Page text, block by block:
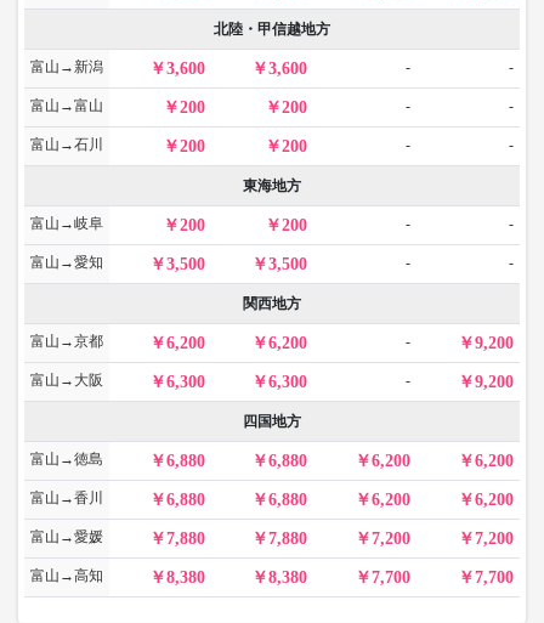
北陸・甲信越地方
富山→新潟 3,600 3,600 - -
富山→富山 200 200 - -
富山→石川 200 200 - -
東海地方
富山→岐阜 200 200 - -
富山→愛知 3,500 3,500 - -
関西地方
富山→京都 6,200 6,200 - 9,200
富山→大阪 6,300 6,300 - 9,200
四国地方
富山→徳島 6,880 6,880 6,200 6,200
富山→香川 6,880 6,880 6,200 6,200
富山→愛媛 7,880 7,880 7,200 7,200
富山→高知 8,380 8,380 7,700 7,700